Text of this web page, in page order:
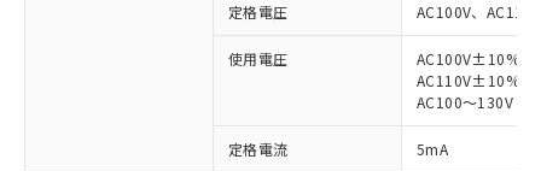
定格電圧 AC100V、
使用電圧
AC100V±10%
AC110V±10%
AC100～130V
定格電流 5mA
対応済み：EU RoHS指令（10物質）の
非含有に対応した製品が提供可能な商品で